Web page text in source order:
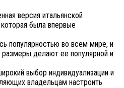
версия итальянской
была впервые
популярностью во всем мире, и
делают ее популярной и
выбор индивидуализации и
владельцам настроить